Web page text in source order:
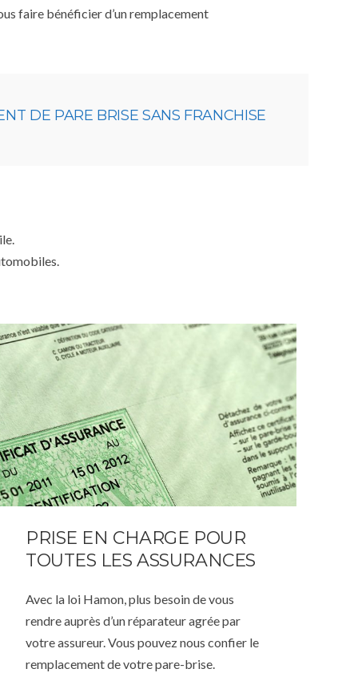
faire bénéficier d’un remplacement
DE PARE BRISE SANS FRANCHISE
PRISE EN CHARGE POUR
TOUTES LES ASSURANCES
Avec la loi Hamon, plus besoin de vous
rendre auprès d’un réparateur agrée par
votre assureur. Vous pouvez nous confier le
remplacement de votre pare-brise.